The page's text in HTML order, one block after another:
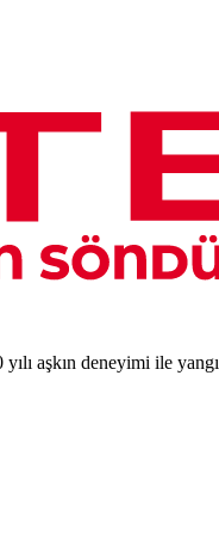
aşkın deneyimi ile